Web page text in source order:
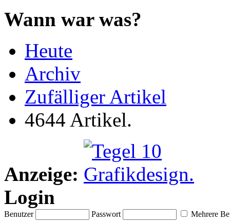
Wann war was?
Heute
Archiv
Zufälliger Artikel
4644 Artikel.
Anzeige:
Login
Benutzer Passwort Mehrere